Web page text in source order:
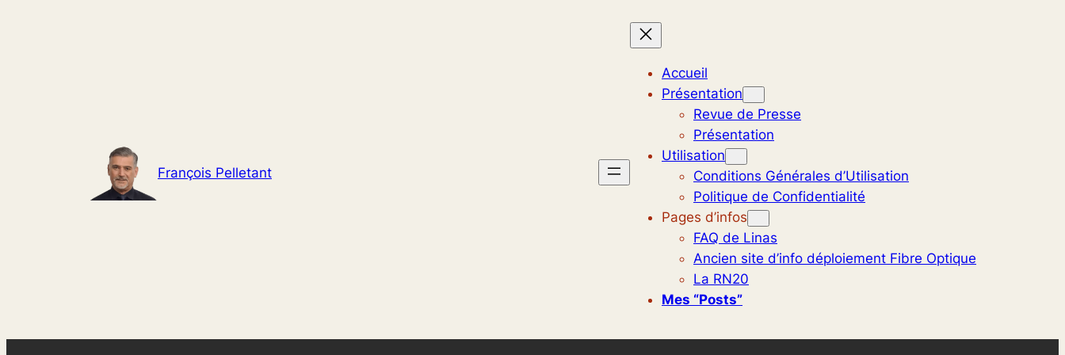
François Pelletant
Accueil
Présentation
Revue de Presse
Présentation
Utilisation
Conditions Générales d’Utilisation
Politique de Confidentialité
Pages d’infos
FAQ de Linas
Ancien site d’info déploiement Fibre Optique
La RN20
Mes “posts”